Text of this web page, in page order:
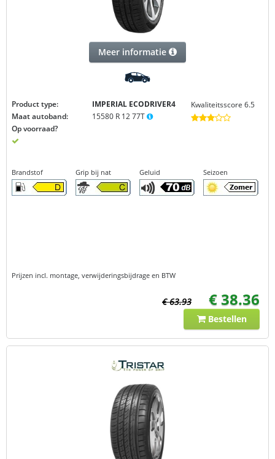
Meer informatie
Product type:
IMPERIAL ECODRIVER4
Maat autoband:
15580 R 12 77T
Op voorraad?
Kwaliteitsscore 6.5
Brandstof Grip bij nat Geluid Seizoen
Prijzen incl. montage, verwijderingsbijdrage en BTW
€ 63.93 € 38.36
Bestellen